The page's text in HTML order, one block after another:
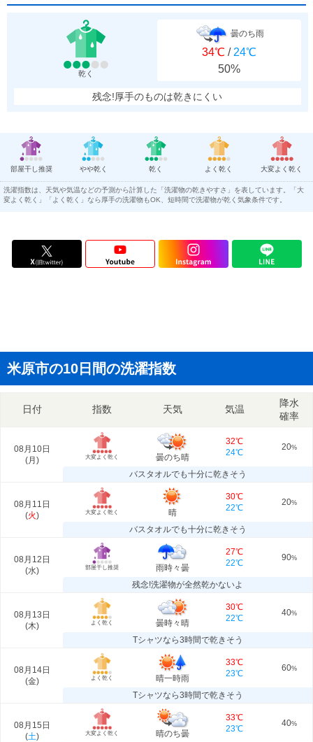
乾く
曇のち雨
34℃ / 24℃
50%
残念!厚手のものは乾きにくい
部屋干し推奨 やや乾く 乾く よく乾く 大変よく乾く
洗濯指数は、天気や気温などの予測から計算した「洗濯物の乾きやすさ」を表しています。「大
変よく乾く」「よく乾く」なら厚手の洗濯物もOK、短時間で洗濯物が乾く気象条件です。
米原市の10日間の洗濯指数
日付 指数 天気 気温
降水
確率
08月10日
(月 ) 大変よく乾く 曇のち晴
32℃
24℃
20%
バスタオルでも十分に乾きそう
08月11日
(火) 大変よく乾く 晴
30℃
22℃
20%
バスタオルでも十分に乾きそう
08月12日
(水) 部屋干し推奨 雨時々曇
27℃
22℃
90%
残念!洗濯物が全然乾かないよ
08月13日
(木) よく乾く 曇時々晴
30℃
22℃
40%
Tシャツなら3時間で乾きそう
08月14日
(金) よく乾く 晴一時雨
33℃
23℃
60%
Tシャツなら3時間で乾きそう
08月15日
(土) 大変よく乾く 晴のち曇
33℃
23℃
40%